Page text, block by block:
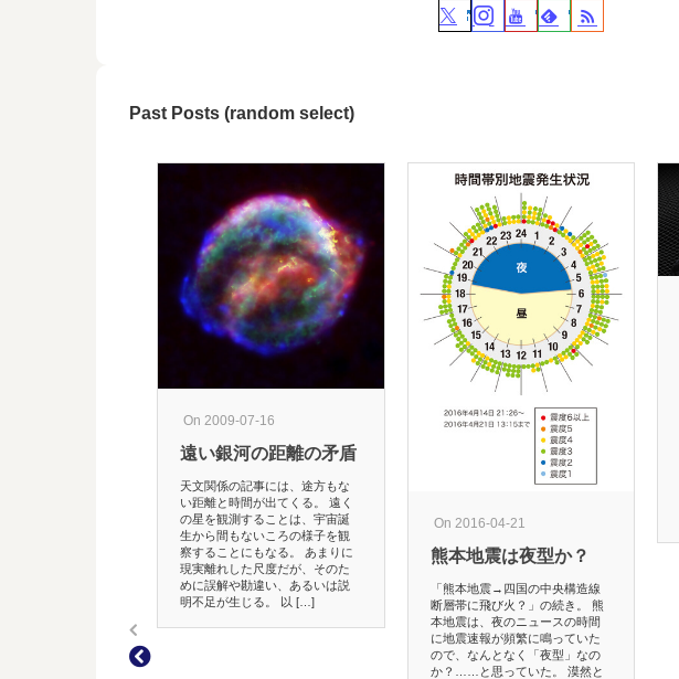
Past Posts (random select)
On 2009-07-16
遠い銀河の距離の矛盾
天文関係の記事には、途方もな
い距離と時間が出てくる。 遠く
の星を観測することは、宇宙誕
生から間もないころの様子を観
察することにもなる。 あまりに
現実離れした尺度だが、そのた
めに誤解や勘違い、あるいは説
明不足が生じる。 以 […]
On 2016-04-21
熊本地震は夜型か？
「熊本地震→四国の中央構造線
断層帯に飛び火？」の続き。 熊
本地震は、夜のニュースの時間
に地震速報が頻繁に鳴っていた
ので、なんとなく「夜型」なの
か？……と思っていた。 漠然と